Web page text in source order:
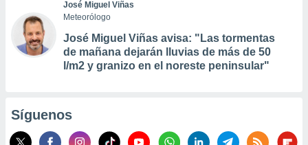
José Miguel Viñas
Meteorólogo
José Miguel Viñas avisa: "Las tormentas
de mañana dejarán lluvias de más de 50
l/m2 y granizo en el noreste peninsular"
Síguenos